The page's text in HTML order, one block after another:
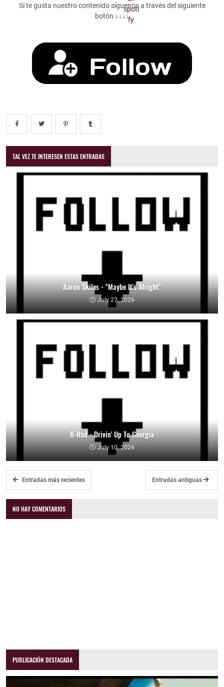
Sí te gusta nuestro contenido síguenos a través del siguiente
botón ↓↓↓↓
TAL VEZ TE INTERESEN ESTAS ENTRADAS
Aaron Skiles - "Maybe It's Alright"
July 27, 2026
B-Rad - Drivin' Up To Georgia
July 10, 2026
Entradas más recientes Entradas antiguas
NO HAY COMENTARIOS
PUBLICACIÓN DESTACADA